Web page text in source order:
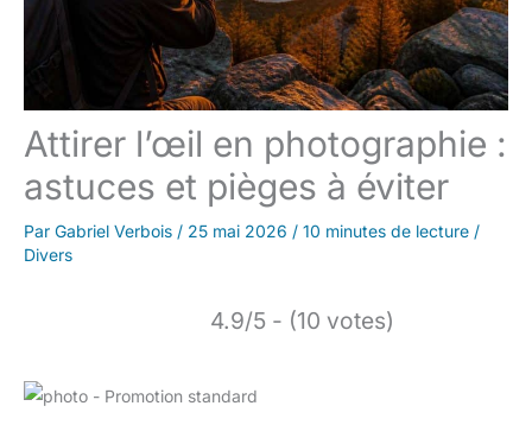
Attirer l’œil en photographie :
astuces et pièges à éviter
Par Gabriel Verbois / 25 mai 2026 / 10 minutes de lecture /
Divers
4.9/5 - (10 votes)